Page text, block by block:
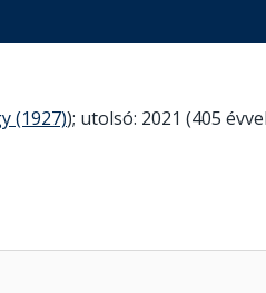
(1927)); utolsó: 2021 (405